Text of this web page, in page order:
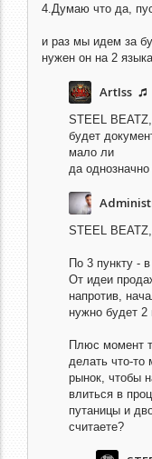
4.Думаю что да,
и раз мы идем за
нужен он на 2
ArtIss
STEEL BEATZ,
будет
мало ли
да
STEEL BEATZ,
По 3 пункту -
От идеи
напротив,
нужно будет 2
Плюс момент
делать что-то
рынок, чтобы
влиться в
путаницы и
считаете?